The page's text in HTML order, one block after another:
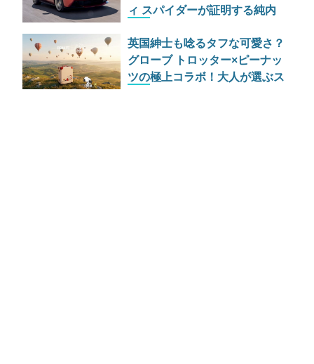
ィ スパイダーが証明する純内
英国紳士も唸るタフな可愛さ？
グローブ トロッター×ピーナッ
ツの極上コラボ！大人が選ぶス